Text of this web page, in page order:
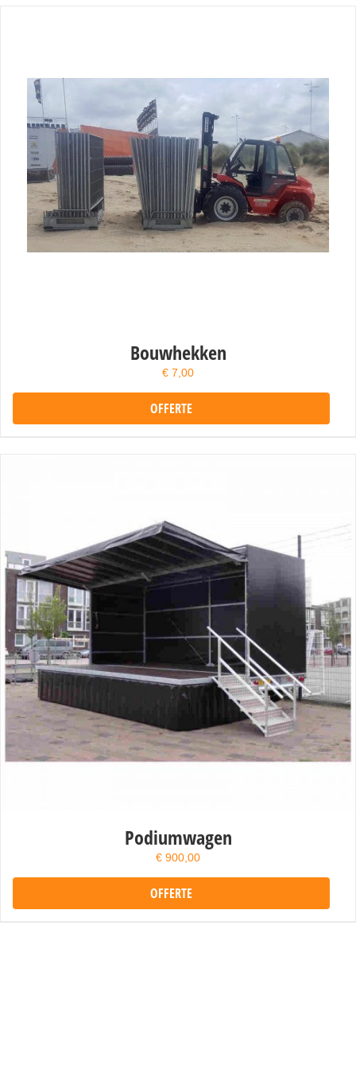
Bouwhekken
€ 7,00
OFFERTE
Podiumwagen
€ 900,00
OFFERTE